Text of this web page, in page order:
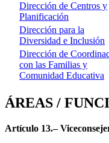
Dirección de Centros y
Planificación
Dirección para la
Diversidad e Inclusión
Dirección de
con las Familias y
Comunidad Educativa
ÁREAS /
Artículo 13.–